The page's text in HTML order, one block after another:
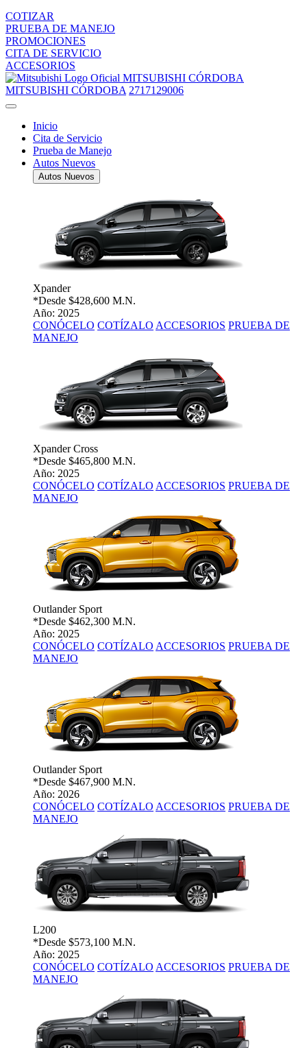
COTIZAR
PRUEBA DE MANEJO
PROMOCIONES
CITA DE SERVICIO
ACCESORIOS
MITSUBISHI CÓRDOBA
MITSUBISHI CÓRDOBA 2717129006
Inicio
Cita de Servicio
Prueba de Manejo
Autos Nuevos
Autos Nuevos
Xpander
*Desde $428,600 M.N.
Año: 2025
CONÓCELO COTÍZALO ACCESORIOS PRUEBA DE
MANEJO
Xpander Cross
*Desde $465,800 M.N.
Año: 2025
CONÓCELO COTÍZALO ACCESORIOS PRUEBA DE
MANEJO
Outlander Sport
*Desde $462,300 M.N.
Año: 2025
CONÓCELO COTÍZALO ACCESORIOS PRUEBA DE
MANEJO
Outlander Sport
*Desde $467,900 M.N.
Año: 2026
CONÓCELO COTÍZALO ACCESORIOS PRUEBA DE
MANEJO
L200
*Desde $573,100 M.N.
Año: 2025
CONÓCELO COTÍZALO ACCESORIOS PRUEBA DE
MANEJO